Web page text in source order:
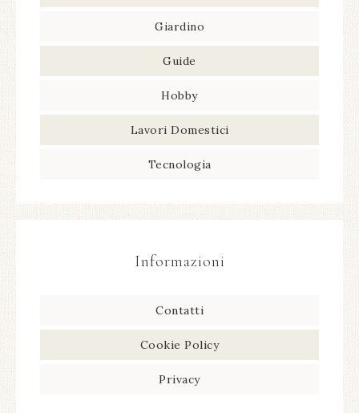
Giardino
Guide
Hobby
Lavori Domestici
Tecnologia
Informazioni
Contatti
Cookie Policy
Privacy